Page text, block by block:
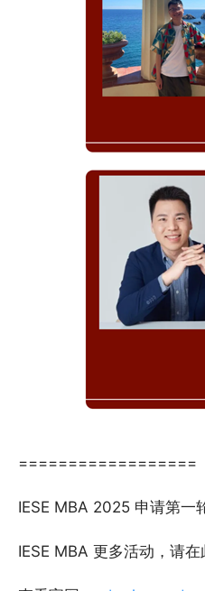
==================
IESE MBA 2025 申请第
IESE MBA 更多活动，请在